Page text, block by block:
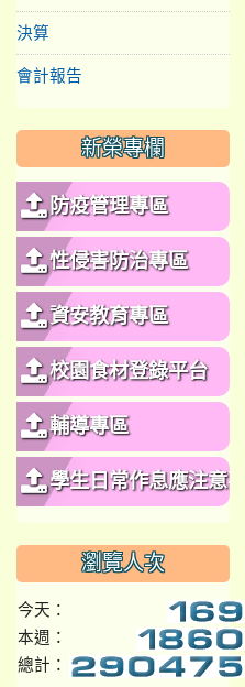
決算
會計報告
新榮專欄
防疫管理專區
性侵害防治專區
資安教育專區
校園食材登錄平台
輔導專區
學生日常作息應注意事
瀏覽人次
今天：
本週：
總計：